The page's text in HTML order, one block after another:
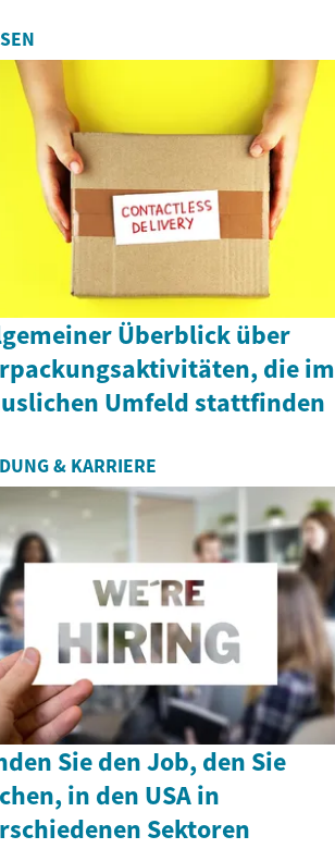
Überblick über
die im
Umfeld stattfinden
& KARRIERE
Sie den Job, den Sie
in den USA in
Sektoren